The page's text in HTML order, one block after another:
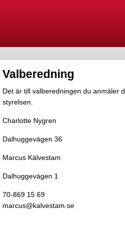
Valberedning
Det är till valberedningen du anmäler
styrelsen.
Charlotte Nygren
Dalhuggevägen 36
Marcus Kälvestam
Dalhuggevägen 1
70-869 15 69
marcus@kalvestam.se